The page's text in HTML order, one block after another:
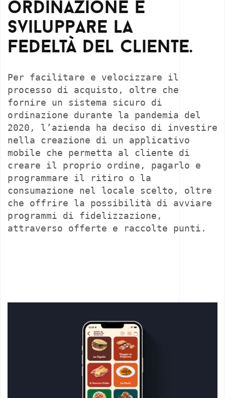
ordinazione e
sviluppare la
fedeltà del cliente.
Per facilitare e velocizzare il
processo di acquisto, oltre che
fornire un sistema sicuro di
ordinazione durante la pandemia del
2020, l’azienda ha deciso di investire
nella creazione di un applicativo
mobile che permetta al cliente di
creare il proprio ordine, pagarlo e
programmare il ritiro o la
consumazione nel locale scelto, oltre
che offrire la possibilità di avviare
programmi di fidelizzazione,
attraverso offerte e raccolte punti.